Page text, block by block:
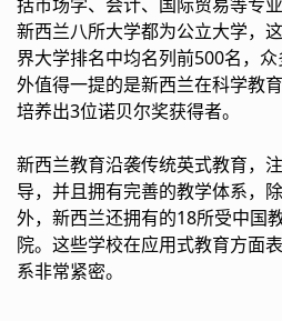
新西兰八所大学都为公立大学，
界大学排名中均名列前500名，
外值得一提的是新西兰在科学教
培养出3位诺贝尔奖获得者。
新西兰教育沿袭传统英式教育，
导，并且拥有完善的教学体系，
外，新西兰还拥有的18所受中国
院。这些学校在应用式教育方面
系非常紧密。